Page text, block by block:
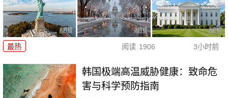
最热 阅读 1906 3小时前
韩国极端高温威胁健康：致命危
害与科学预防指南